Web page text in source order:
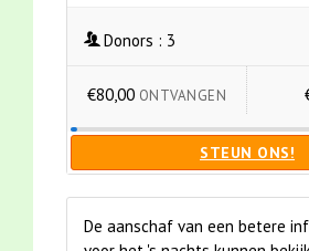
Donors : 3
€80,00 ONTVANGEN
STEUN ONS!
De aanschaf van een betere